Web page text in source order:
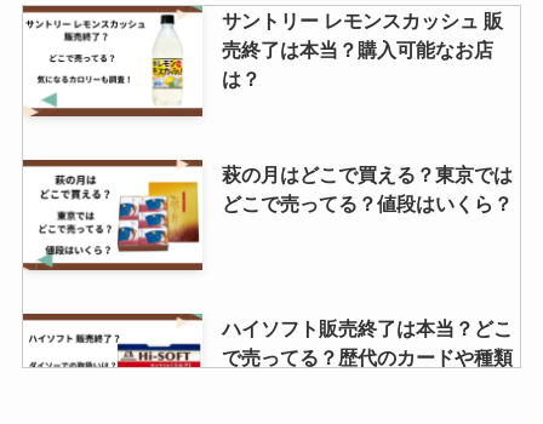
リッツチョコサンドはどこに売っ
てる？期間限定販売？
サントリー レモンスカッシュ 販
売終了は本当？購入可能なお店
は？
萩の月はどこで買える？東京では
どこで売ってる？値段はいくら？
ハイソフト販売終了は本当？どこ
で売ってる？歴代のカードや種類